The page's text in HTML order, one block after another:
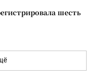
шесть